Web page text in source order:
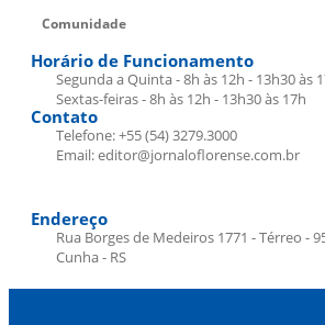
Comunidade
Horário de Funcionamento
Segunda a Quinta - 8h às 12h - 13h30 às
Sextas-feiras - 8h às 12h - 13h30 às 17h
Contato
Telefone: +55 (54) 3279.3000
Email: editor@jornaloflorense.com.br
Endereço
Rua Borges de Medeiros 1771 - Térreo -
Cunha - RS